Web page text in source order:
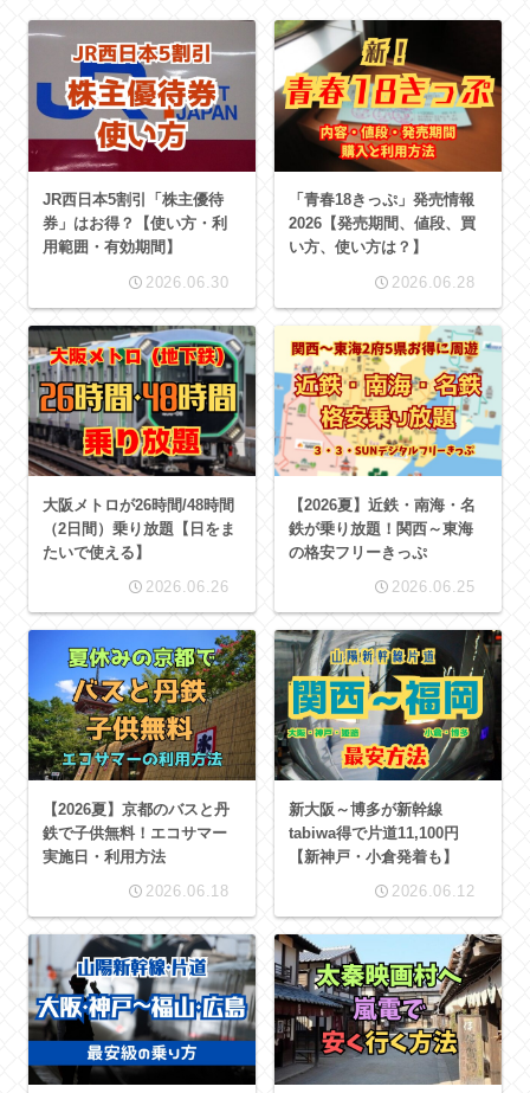
JR西日本5割引「株主優待
券」はお得？【使い方・利
用範囲・有効期間】
2026.06.30
「青春18きっぷ」発売情報
2026【発売期間、値段、買
い方、使い方は？】
2026.06.28
大阪メトロが26時間/48時間
（2日間）乗り放題【日をま
たいで使える】
2026.06.26
【2026夏】近鉄・南海・名
鉄が乗り放題！関西～東海
の格安フリーきっぷ
2026.06.25
【2026夏】京都のバスと丹
鉄で子供無料！エコサマー
実施日・利用方法
2026.06.18
新大阪～博多が新幹線
tabiwa得で片道11,100円
【新神戸・小倉発着も】
2026.06.12